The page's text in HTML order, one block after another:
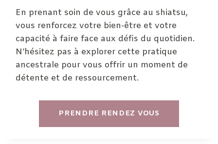
En prenant soin de vous grâce au shiatsu,
vous renforcez votre bien-être et votre
capacité à faire face aux défis du quotidien.
N’hésitez pas à explorer cette pratique
ancestrale pour vous offrir un moment de
détente et de ressourcement.
PRENDRE RENDEZ VOUS